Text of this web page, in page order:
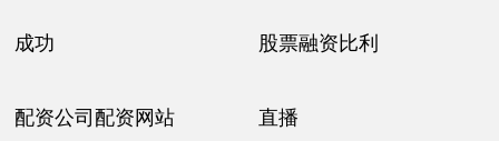
成功 股票融资比利
配资公司配资网站 直播